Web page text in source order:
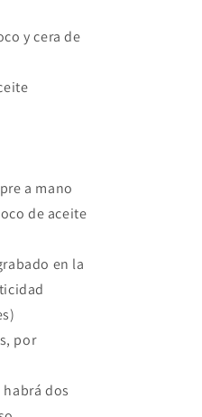
y cera de
a mano
de aceite
en la
por
dos